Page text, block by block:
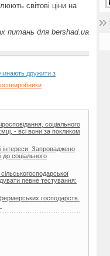
світові ціни на
питань для bershad.ua
дружити з
соціального
- всі вони за покликом
інтереси. Запроваджено
до соціального
певне тестування:
господарств.